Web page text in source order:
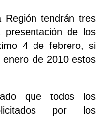
Región tendrán tres
de los
4 de febrero, si
de 2010 estos
que todos los
por los